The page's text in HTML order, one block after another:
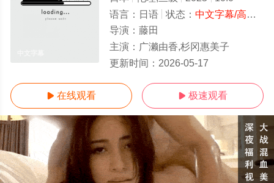
语言： 日语 状态： 中文字幕/高清
导演： 藤田
主演： 广濑由香,杉冈惠美子
更新时间： 2026-05-17
 在线观看  极速观看